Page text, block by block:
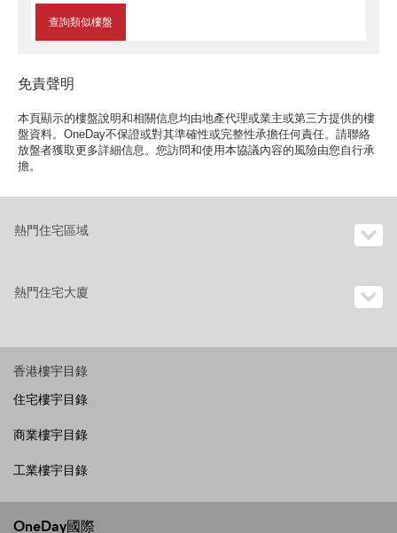
查詢類似樓盤
免責聲明
本頁顯示的樓盤說明和相關信息均由地產代理或業主或第三方提供的樓
盤資料。OneDay不保證或對其準確性或完整性承擔任何責任。請聯絡
放盤者獲取更多詳細信息。您訪問和使用本協議內容的風險由您自行承
擔。
熱門住宅區域
熱門住宅大廈
香港樓宇目錄
住宅樓宇目錄
商業樓宇目錄
工業樓宇目錄
OneDay國際